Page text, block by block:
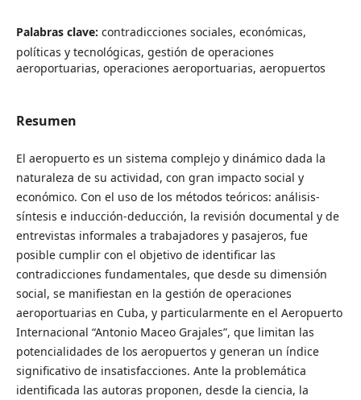
Palabras clave: contradicciones sociales, económicas,
políticas y tecnológicas, gestión de operaciones
aeroportuarias, operaciones aeroportuarias, aeropuertos
Resumen
El aeropuerto es un sistema complejo y dinámico dada la
naturaleza de su actividad, con gran impacto social y
económico. Con el uso de los métodos teóricos: análisis-
síntesis e inducción-deducción, la revisión documental y de
entrevistas informales a trabajadores y pasajeros, fue
posible cumplir con el objetivo de identificar las
contradicciones fundamentales, que desde su dimensión
social, se manifiestan en la gestión de operaciones
aeroportuarias en Cuba, y particularmente en el Aeropuerto
Internacional “Antonio Maceo Grajales”, que limitan las
potencialidades de los aeropuertos y generan un índice
significativo de insatisfacciones. Ante la problemática
identificada las autoras proponen, desde la ciencia, la